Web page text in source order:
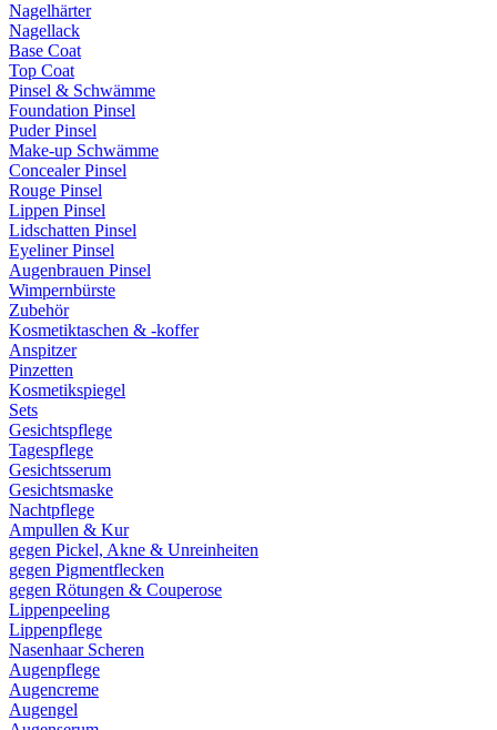
Nagelhärter
Nagellack
Base Coat
Top Coat
Pinsel & Schwämme
Foundation Pinsel
Puder Pinsel
Make-up Schwämme
Concealer Pinsel
Rouge Pinsel
Lippen Pinsel
Lidschatten Pinsel
Eyeliner Pinsel
Augenbrauen Pinsel
Wimpernbürste
Zubehör
Kosmetiktaschen & -koffer
Anspitzer
Pinzetten
Kosmetikspiegel
Sets
Gesichtspflege
Tagespflege
Gesichtsserum
Gesichtsmaske
Nachtpflege
Ampullen & Kur
gegen Pickel, Akne & Unreinheiten
gegen Pigmentflecken
gegen Rötungen & Couperose
Lippenpeeling
Lippenpflege
Nasenhaar Scheren
Augenpflege
Augencreme
Augengel